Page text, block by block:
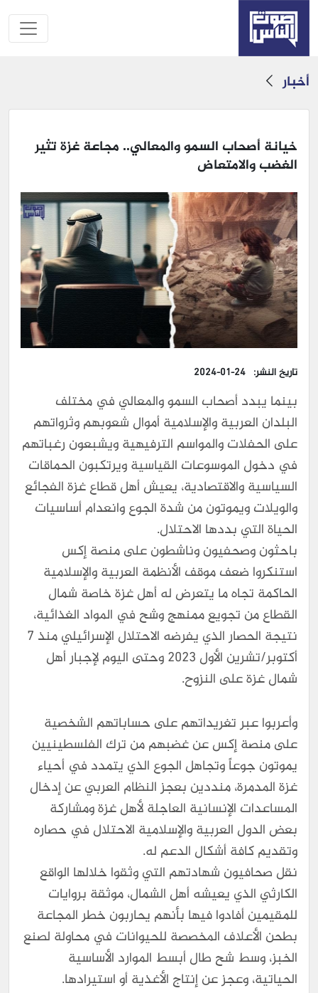
أخبار
خيانة أصحاب السمو والمعالي.. مجاعة غزة تثير
الغضب والامتعاض
تاريخ النشر: 2024-01-24
بينما يبدد أصحاب السمو والمعالي في مختلف
البلدان العربية والإسلامية أموال شعوبهم وثرواتهم
على الحفلات والمواسم الترفيهية ويشبعون رغباتهم
في دخول الموسوعات القياسية ويرتكبون الحماقات
السياسية والاقتصادية، يعيش أهل قطاع غزة الفجائع
والويلات ويموتون من شدة الجوع وانعدام أساسيات
الحياة التي بددها الاحتلال.
باحثون وصحفيون وناشطون على منصة إكس
استنكروا ضعف موقف الأنظمة العربية والإسلامية
الحاكمة تجاه ما يتعرض له أهل غزة خاصة شمال
القطاع من تجويع ممنهج وشح في المواد الغذائية،
نتيجة الحصار الذي يفرضه الاحتلال الإسرائيلي منذ 7
أكتوبر/تشرين الأول 2023 وحتى اليوم لإجبار أهل
شمال غزة على النزوح.
وأعربوا عبر تغريداتهم على حساباتهم الشخصية
على منصة إكس عن غضبهم من ترك الفلسطينيين
يموتون جوعاً وتجاهل الجوع الذي يتمدد في أحياء
غزة المدمرة، منددين بعجز النظام العربي عن إدخال
المساعدات الإنسانية العاجلة لأهل غزة ومشاركة
بعض الدول العربية والإسلامية الاحتلال في حصاره
وتقديم كافة أشكال الدعم له.
نقل صحافيون شهادتهم التي وثقوا خلالها الواقع
الكارثي الذي يعيشه أهل الشمال، موثقة بروايات
للمقيمين أفادوا فيها بأنهم يحاربون خطر المجاعة
بطحن الأعلاف المخصصة للحيوانات في محاولة لصنع
الخبز، وسط شح طال أبسط الموارد الأساسية
الحياتية، وعجز عن إنتاج الأغذية أو استيرادها.